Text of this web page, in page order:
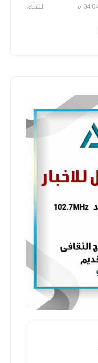
الثلاثاء، 14 يوليو 2026 06:11 م